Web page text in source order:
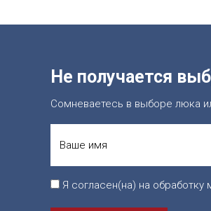
Не получается
Сомневаетесь в выборе люка
Я согласен(на) на